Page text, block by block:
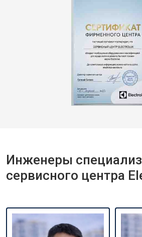
Инженеры
сервисного центра